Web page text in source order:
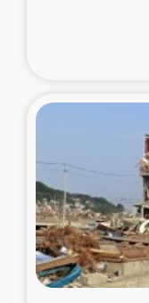
ス
スリランカの南